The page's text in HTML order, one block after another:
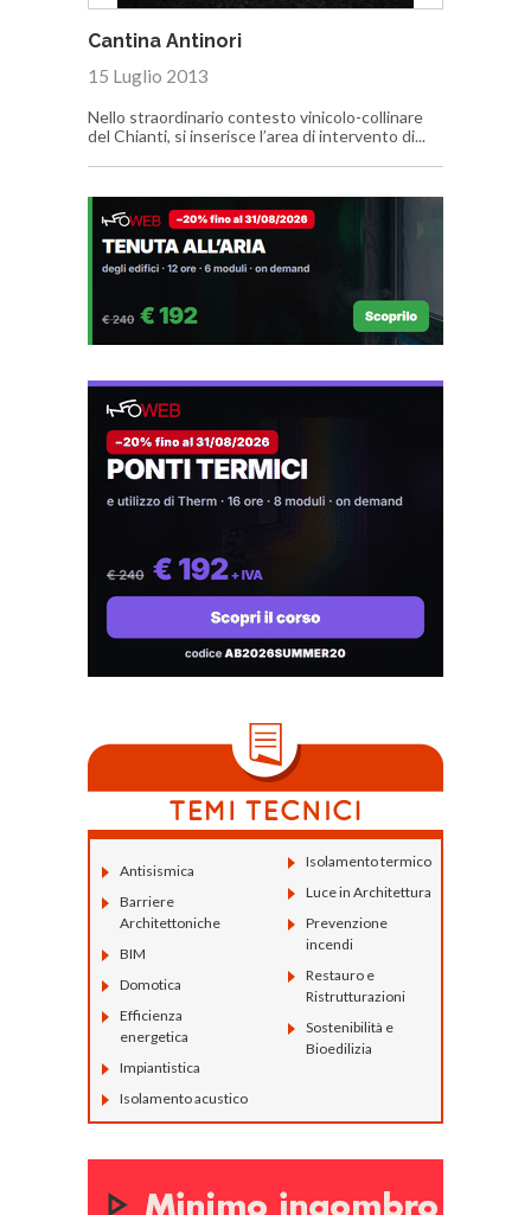
Cantina Antinori
15 Luglio 2013
Nello straordinario contesto vinicolo-collinare
del Chianti, si inserisce l’area di intervento di...
Antisismica
Barriere
Architettoniche
BIM
Domotica
Efficienza
energetica
Impiantistica
Isolamento acustico
Isolamento termico
Luce in Architettura
Prevenzione
incendi
Restauro e
Ristrutturazioni
Sostenibilità e
Bioedilizia